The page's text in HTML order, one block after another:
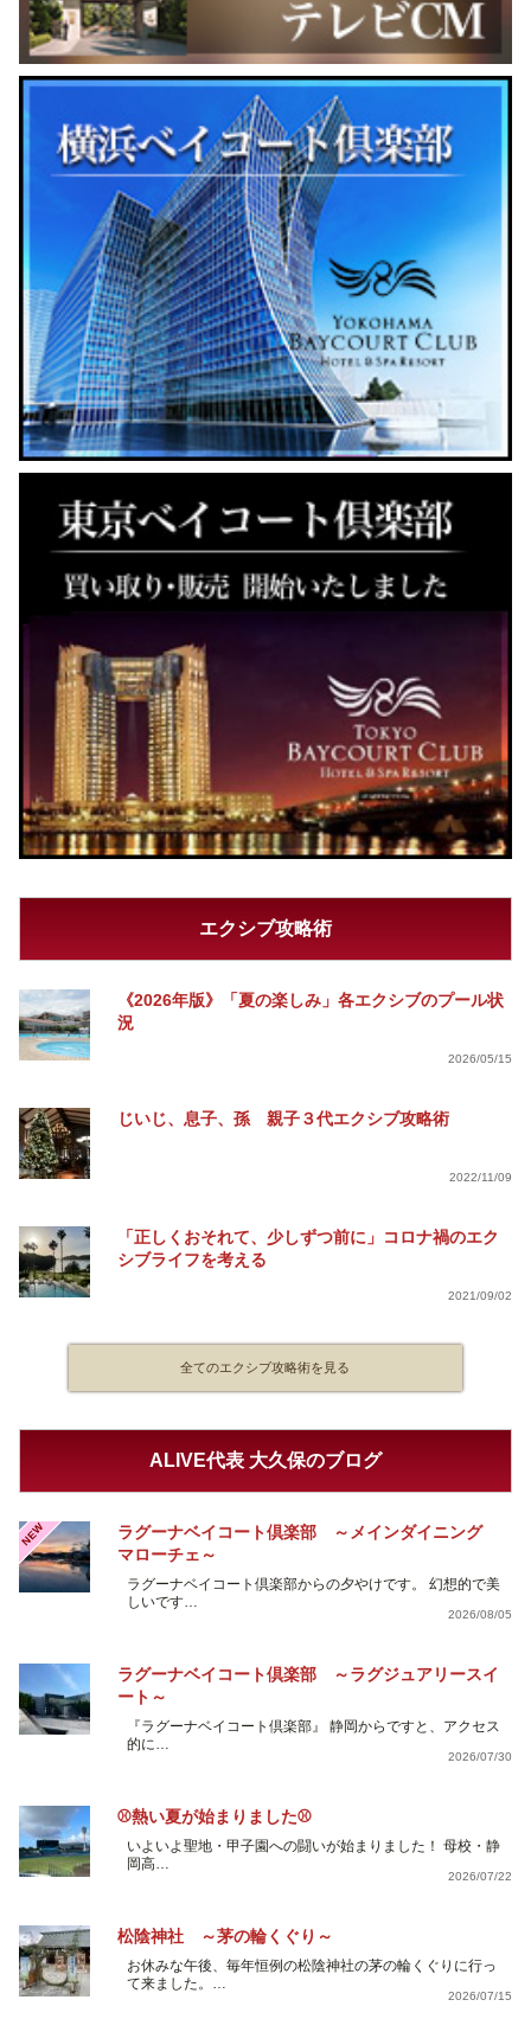
エクシブ攻略術
《2026年版》「夏の楽しみ」各エクシブのプール状
況
2026/05/15
じいじ、息子、孫 親子３代エクシブ攻略術
2022/11/09
「正しくおそれて、少しずつ前に」コロナ禍のエク
シブライフを考える
2021/09/02
全てのエクシブ攻略術を見る
ALIVE代表 大久保のブログ
NEW
ラグーナベイコート倶楽部 ～メインダイニング
マローチェ～
ラグーナベイコート倶楽部からの夕やけです。 幻想的で美
しいです…
2026/08/05
ラグーナベイコート倶楽部 ～ラグジュアリースイ
ート～
『ラグーナベイコート倶楽部』 静岡からですと、アクセス
的に…
2026/07/30
⚾熱い夏が始まりました⚾
いよいよ聖地・甲子園への闘いが始まりました！ 母校・静
岡高…
2026/07/22
松陰神社 ～茅の輪くぐり～
お休みな午後、毎年恒例の松陰神社の茅の輪くぐりに行っ
て来ました。…
2026/07/15